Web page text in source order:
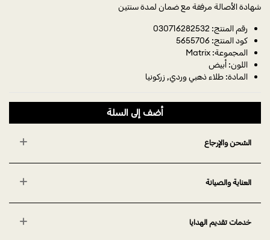
شهادة الأصالة مرفقة مع ضمان لمدة سنتين
رقم المنتج: 030716282532
كود المنتج: 5655706
المجموعة: Matrix
اللون: أبيض
المادة: طلاء ذهبي وردي, زركونيا
أضف إلى السلة
الشحن والإرجاع
العناية والصيانة
خدمات تقديم الهدايا